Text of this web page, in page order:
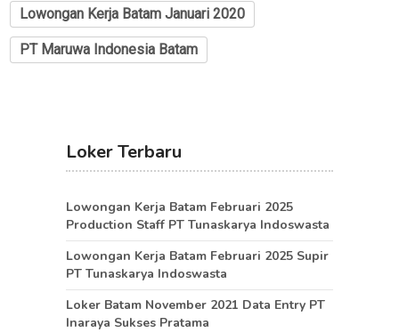
Lowongan Kerja Batam Januari 2020
PT Maruwa Indonesia Batam
Loker Terbaru
Lowongan Kerja Batam Februari 2025
Production Staff PT Tunaskarya Indoswasta
Lowongan Kerja Batam Februari 2025 Supir
PT Tunaskarya Indoswasta
Loker Batam November 2021 Data Entry PT
Inaraya Sukses Pratama